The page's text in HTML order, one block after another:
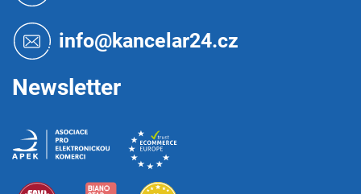
info@kancelar24.cz
Newsletter